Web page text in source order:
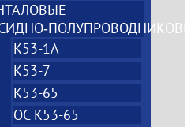
К53-1А
К53-7
К53-65
ОС К53-65